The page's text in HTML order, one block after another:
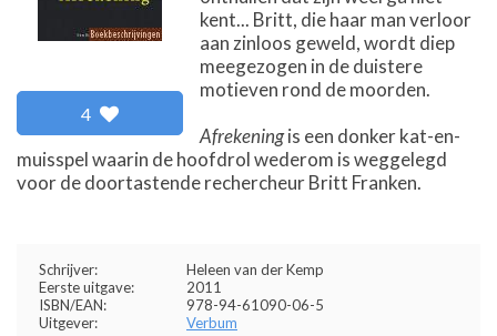
4
kent... Britt, die haar man verloor
aan zinloos geweld, wordt diep
meegezogen in de duistere
motieven rond de moorden.
Afrekeningis een donker kat-en-
muisspel waarin de hoofdrol wederom is weggelegd
voor de doortastende rechercheur Britt Franken.
Schrijver:
Heleen van der Kemp
Eerste uitgave:
2011
ISBN/EAN:
978-94-61090-06-5
Uitgever:
Verbum